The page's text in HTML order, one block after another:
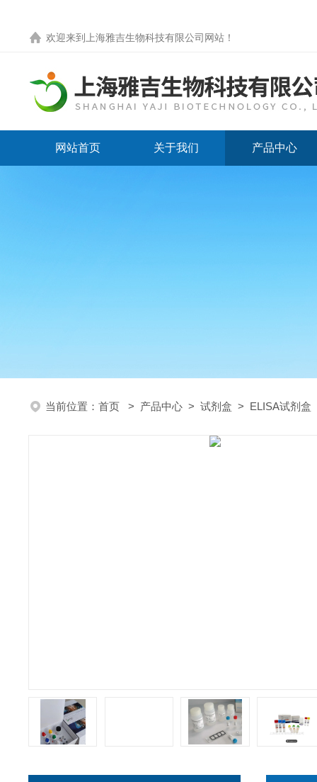
欢迎来到 上海雅吉生物科技有限公司网站 ！
网站首页 关于我们 产品中心
当前位置： 首页 > 产品中心 > 试剂盒 > ELISA试剂盒